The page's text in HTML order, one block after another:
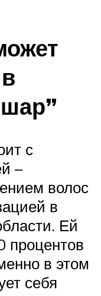
с
–
волос
в
Ей
процентов
в этом
себя